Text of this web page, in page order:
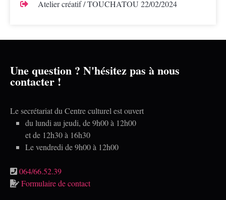
Atelier créatif / TOUCHATOU 22/02/2024
Une question ? N'hésitez pas à nous
contacter !
Le secrétariat du Centre culturel est ouvert
du lundi au jeudi, de 9h00 à 12h00
et de 12h30 à 16h30
Le vendredi de 9h00 à 12h00
064/66.52.39
Formulaire de contact